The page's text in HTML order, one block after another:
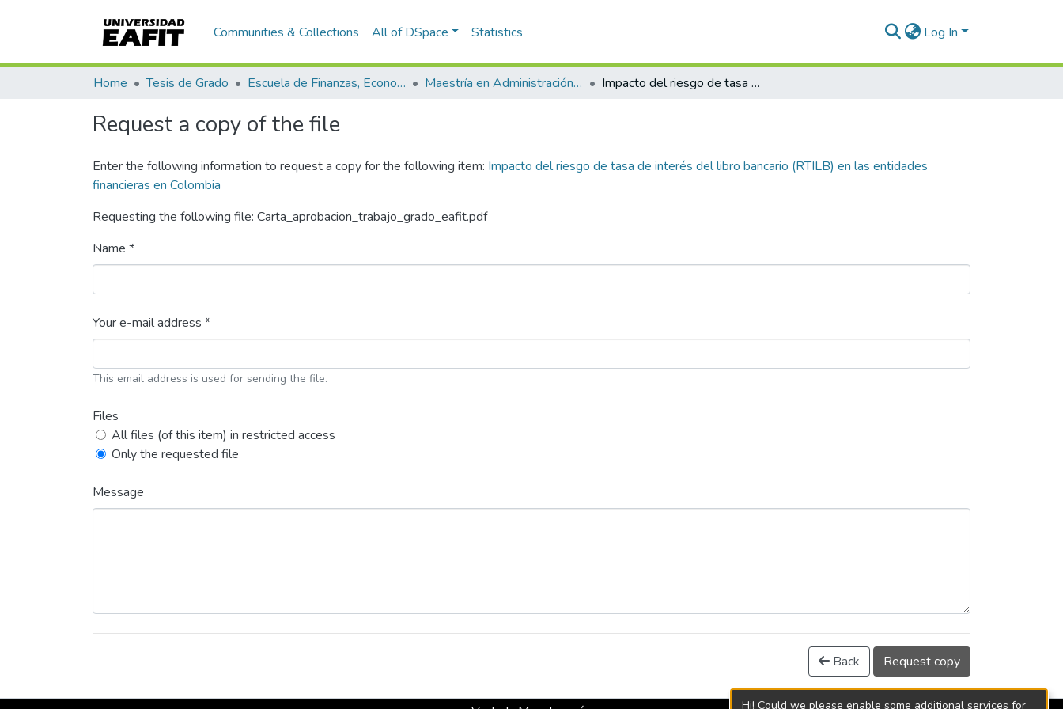
Communities & Collections All of DSpace Statistics Log In
Home Tesis de Grado Escuela de Finanzas, Economía y Gobierno Maestría en Administración Financiera (tesis) Impacto del riesgo de tasa de interés del libro bancario (RTILB) en las entidades financieras en Colombia
Request a copy of the file
Enter the following information to request a copy for the following item: Impacto del riesgo de tasa de interés del libro bancario (RTILB) en las entidades
financieras en Colombia
Requesting the following file: Carta_aprobacion_trabajo_grado_eafit.pdf
Name *
Your e-mail address *
This email address is used for sending the file.
Files
All files (of this item) in restricted access
Only the requested file
Message
Back Request copy
Hi! Could we please enable some additional services for